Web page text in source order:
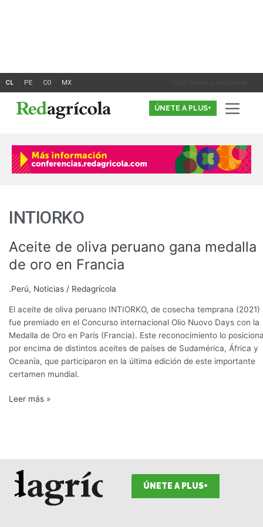
Inicia Sesión o Registrate
ÚNETE A PLUS+
INTIORKO
Aceite de oliva peruano gana medalla
de oro en Francia
.Perú, Noticias / Redagrícola
El aceite de oliva peruano INTIORKO, de cosecha temprana (2021)
fue premiado en el Concurso internacional Olio Nuovo Days con la
Medalla de Oro en París (Francia). Este reconocimiento lo
por encima de distintos aceites de países de Sudamérica, África y
Oceanía, que participaron en la última edición de este importante
certamen mundial.
Aceite
de
oliva
peruano
medalla
de
oro
en
Francia
Leer más »
ÚNETE A PLUS+